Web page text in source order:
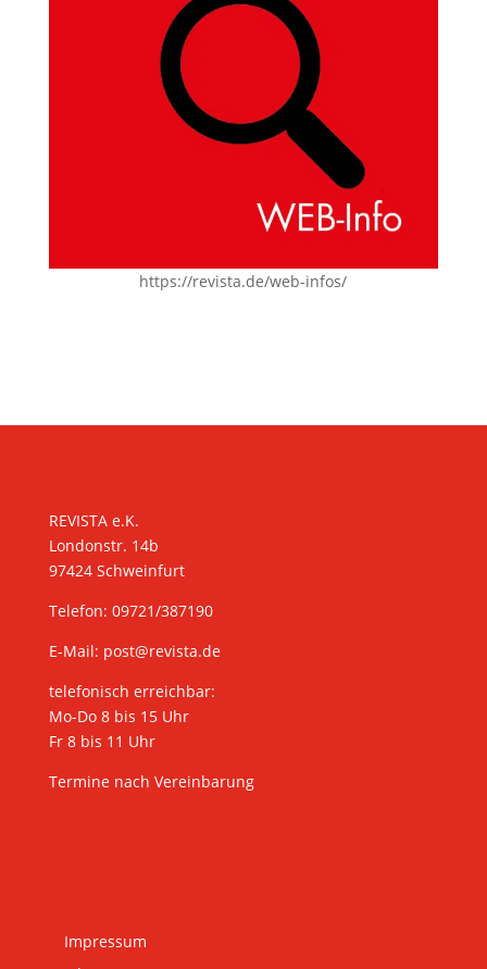
https://revista.de/web-infos/
REVISTA e.K.
Londonstr. 14b
97424 Schweinfurt
Telefon: 09721/387190
E-Mail: post@revista.de
telefonisch erreichbar:
Mo-Do 8 bis 15 Uhr
Fr 8 bis 11 Uhr
Termine nach Vereinbarung
Impressum